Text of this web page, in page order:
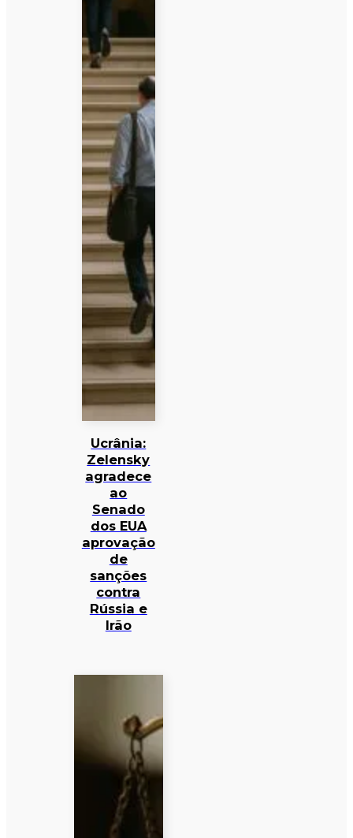
Ucrânia:
Zelensky
agradece
ao
Senado
dos EUA
aprovação
de
sanções
contra
Rússia e
Irão